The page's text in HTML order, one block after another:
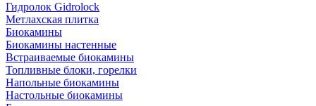
Гидролок Gidrolock
Метлахская плитка
Биокамины
Биокамины настенные
Встраиваемые биокамины
Топливные блоки, горелки
Напольные биокамины
Настольные биокамины